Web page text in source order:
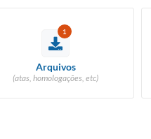
1
Arquivos
(atas, homologações, etc)